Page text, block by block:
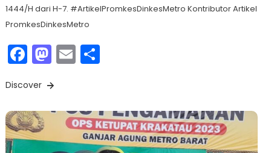
1444/H dari H-7. #ArtikelPromkesDinkesMetro Kontributor Artikel
PromkesDinkesMetro
Facebook
Mastodon
EmailShare
Discover